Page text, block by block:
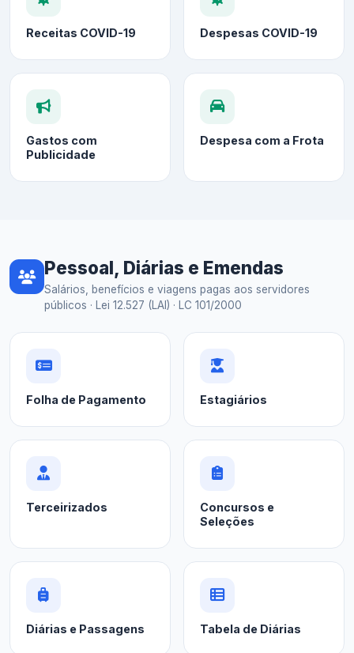
Receitas COVID-19 Despesas COVID-19
Gastos com
Publicidade
Despesa com a Frota
Pessoal, Diárias e Emendas
Salários, benefícios e viagens pagas aos servidores
públicos · Lei 12.527 (LAI) · LC 101/2000
Folha de Pagamento Estagiários
Terceirizados
Concursos e
Seleções
Diárias e Passagens Tabela de Diárias